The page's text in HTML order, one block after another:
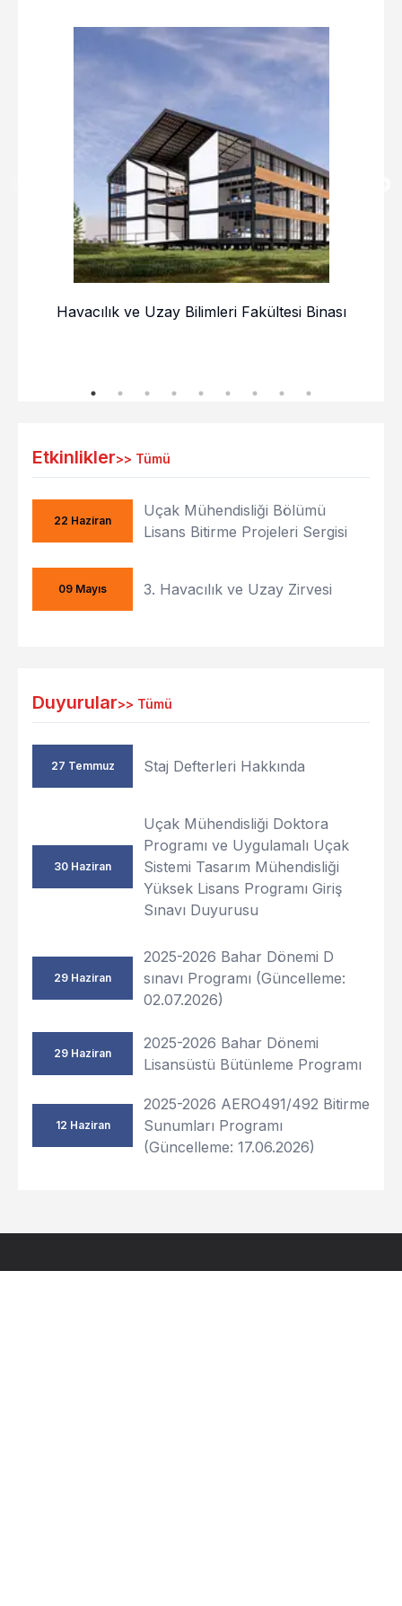
Havacılık ve Uzay Bilimleri Fakültesi Binası
Etkinlikler>> Tümü
22 Haziran
Uçak Mühendisliği Bölümü
Lisans Bitirme Projeleri Sergisi
09 Mayıs 3. Havacılık ve Uzay Zirvesi
Duyurular>> Tümü
27 Temmuz Staj Defterleri Hakkında
30 Haziran
Uçak Mühendisliği Doktora
Programı ve Uygulamalı Uçak
Sistemi Tasarım Mühendisliği
Yüksek Lisans Programı Giriş
Sınavı Duyurusu
29 Haziran
2025-2026 Bahar Dönemi D
sınavı Programı (Güncelleme:
02.07.2026)
29 Haziran
2025-2026 Bahar Dönemi
Lisansüstü Bütünleme Programı
12 Haziran
2025-2026 AERO491/492 Bitirme
Sunumları Programı
(Güncelleme: 17.06.2026)